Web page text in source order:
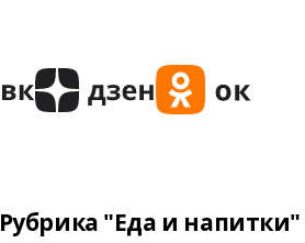
Рубрика "Еда и напитки"